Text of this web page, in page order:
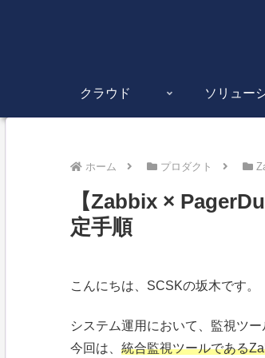
クラウド ソリュー
ホーム プロダクト
【Zabbix ×
定手順
こんにちは、SCSKの坂木です。
システム運用において、監視ツ
今回は、 統合監視ツールである